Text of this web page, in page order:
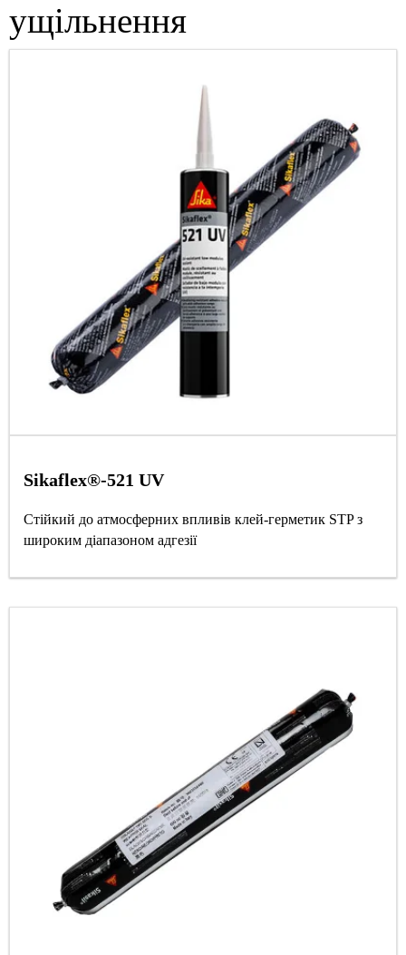
ущільнення
Sikaflex®-521 UV
Стійкий до атмосферних впливів клей-герметик STP з
широким діапазоном адгезії